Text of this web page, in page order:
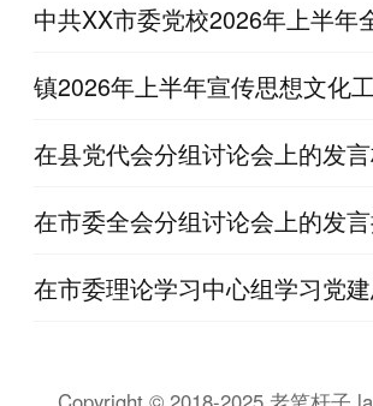
中共XX市委党校2026年上半年全
镇2026年上半年宣传思想文化工
在县党代会分组讨论会上的发言
在市委全会分组讨论会上的发言
在市委理论学习中心组学习党建